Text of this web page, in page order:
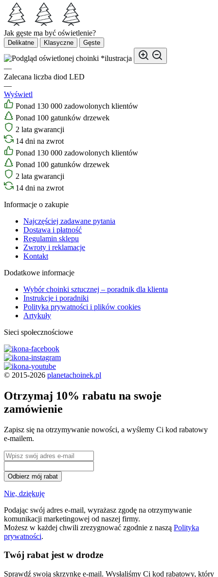
Jak gęste ma być oświetlenie?
Delikatne Klasyczne Gęste
*ilustracja
—
Zalecana liczba diod LED
—
Wyświetl
Ponad 130 000 zadowolonych klientów
Ponad 100 gatunków drzewek
2 lata gwarancji
14 dni na zwrot
Ponad 130 000 zadowolonych klientów
Ponad 100 gatunków drzewek
2 lata gwarancji
14 dni na zwrot
Informacje o zakupie
Najczęściej zadawane pytania
Dostawa i płatność
Regulamin sklepu
Zwroty i reklamacje
Kontakt
Dodatkowe informacje
Wybór choinki sztucznej – poradnik dla klienta
Instrukcje i poradniki
Polityka prywatności i plików cookies
Artykuły
Sieci społecznościowe
© 2015-2026 planetachoinek.pl
Otrzymaj 10% rabatu na swoje
zamówienie
Zapisz się na otrzymywanie nowości, a wyślemy Ci kod rabatowy
e-mailem.
Odbierz mój rabat
Nie, dziękuję
Podając swój adres e-mail, wyrażasz zgodę na otrzymywanie
komunikacji marketingowej od naszej firmy.
Możesz w każdej chwili zrezygnować zgodnie z naszą Polityka
prywatności.
Twój rabat jest w drodze
Sprawdź swoją skrzynkę e-mail. Wysłaliśmy Ci kod rabatowy, który